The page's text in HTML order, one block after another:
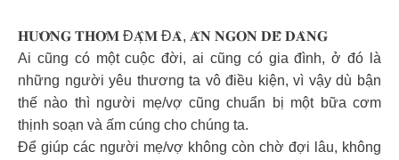
𝐇𝐔̛𝐎̛𝐍𝐆 𝐓𝐇𝐎̛𝐌 Đ𝐀̣̂𝐌 Đ𝐀̀, 𝐀̆𝐍 𝐍𝐆𝐎𝐍 𝐃𝐄̂̃ 𝐃𝐀̀𝐍𝐆
Ai cũng có một cuộc đời, ai cũng có gia đình, ở đó là
những người yêu thương ta vô điều kiện, vì vậy dù bận
thế nào thì người mẹ/vợ cũng chuẩn bị một bữa cơm
thịnh soạn và ấm cúng cho chúng ta.
Để giúp các người mẹ/vợ không còn chờ đợi lâu, không